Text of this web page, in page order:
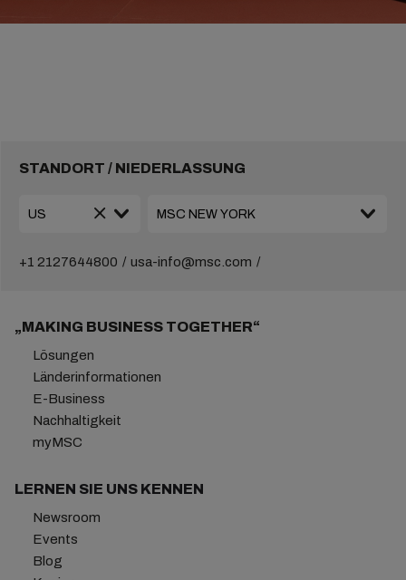
STANDORT / NIEDERLASSUNG
+1 2127644800 usa-info@msc.com
„MAKING BUSINESS TOGETHER“
Lösungen
Länderinformationen
E-Business
Nachhaltigkeit
myMSC
LERNEN SIE UNS KENNEN
Newsroom
Events
Blog